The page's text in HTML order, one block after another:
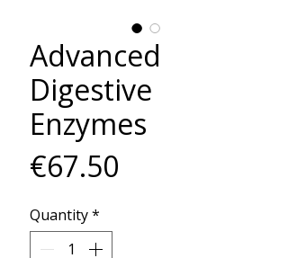
Advanced
Digestive
Enzymes
€67.50
Quantity*